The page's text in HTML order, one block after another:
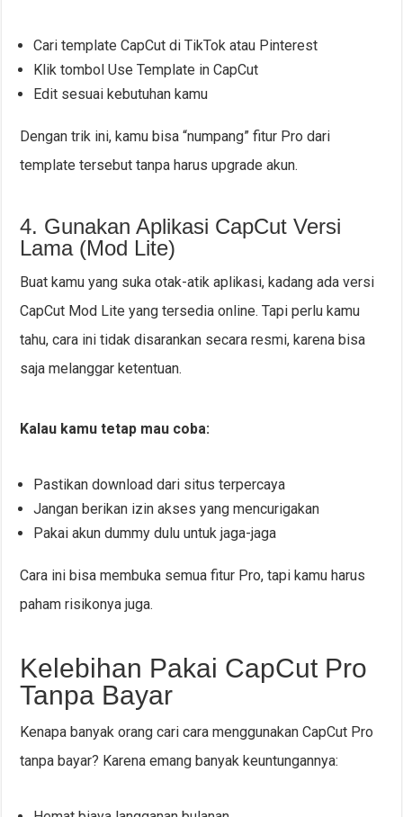
Cari template CapCut di TikTok atau Pinterest
Klik tombol Use Template in CapCut
Edit sesuai kebutuhan kamu
Dengan trik ini, kamu bisa “numpang” fitur Pro dari
template tersebut tanpa harus upgrade akun.
4. Gunakan Aplikasi CapCut Versi
Lama (Mod Lite)
Buat kamu yang suka otak-atik aplikasi, kadang ada versi
CapCut Mod Lite yang tersedia online. Tapi perlu kamu
tahu, cara ini tidak disarankan secara resmi, karena bisa
saja melanggar ketentuan.
Kalau kamu tetap mau coba:
Pastikan download dari situs terpercaya
Jangan berikan izin akses yang mencurigakan
Pakai akun dummy dulu untuk jaga-jaga
Cara ini bisa membuka semua fitur Pro, tapi kamu harus
paham risikonya juga.
Kelebihan Pakai CapCut Pro
Tanpa Bayar
Kenapa banyak orang cari cara menggunakan CapCut Pro
tanpa bayar? Karena emang banyak keuntungannya: